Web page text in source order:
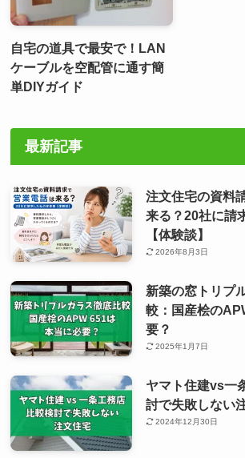
自宅の道具で最安で！LAN
ケーブルを空配管に通す簡
単DIYガイド
最新記事
注文住宅の資料
来る？20社に請
【体験談】
2026年8月3日
新築の窓トリプ
較：国産桧の
要？
2025年1月7日
ヤマト住建vs一
討で失敗しない
2024年12月30日